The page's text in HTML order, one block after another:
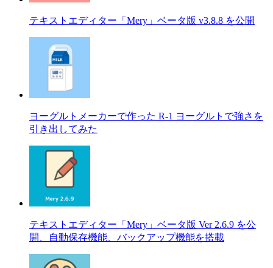
テキストエディター「Mery」ベータ版 v3.8.8 を公開
ヨーグルトメーカーで作った R-1 ヨーグルトで強さを
引き出してみた
テキストエディター「Mery」ベータ版 Ver 2.6.9 を公
開、自動保存機能、バックアップ機能を搭載